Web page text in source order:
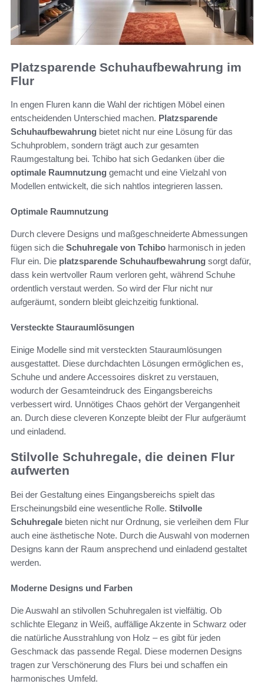
Platzsparende Schuhaufbewahrung im
Flur
In engen Fluren kann die Wahl der richtigen Möbel einen
entscheidenden Unterschied machen. Platzsparende
Schuhaufbewahrung bietet nicht nur eine Lösung für das
Schuhproblem, sondern trägt auch zur gesamten
Raumgestaltung bei. Tchibo hat sich Gedanken über die
optimale Raumnutzung gemacht und eine Vielzahl von
Modellen entwickelt, die sich nahtlos integrieren lassen.
Optimale Raumnutzung
Durch clevere Designs und maßgeschneiderte Abmessungen
fügen sich die Schuhregale von Tchibo harmonisch in jeden
Flur ein. Die platzsparende Schuhaufbewahrung sorgt dafür,
dass kein wertvoller Raum verloren geht, während Schuhe
ordentlich verstaut werden. So wird der Flur nicht nur
aufgeräumt, sondern bleibt gleichzeitig funktional.
Versteckte Stauraumlösungen
Einige Modelle sind mit versteckten Stauraumlösungen
ausgestattet. Diese durchdachten Lösungen ermöglichen es,
Schuhe und andere Accessoires diskret zu verstauen,
wodurch der Gesamteindruck des Eingangsbereichs
verbessert wird. Unnötiges Chaos gehört der Vergangenheit
an. Durch diese cleveren Konzepte bleibt der Flur aufgeräumt
und einladend.
Stilvolle Schuhregale, die deinen Flur
aufwerten
Bei der Gestaltung eines Eingangsbereichs spielt das
Erscheinungsbild eine wesentliche Rolle. Stilvolle
Schuhregale bieten nicht nur Ordnung, sie verleihen dem Flur
auch eine ästhetische Note. Durch die Auswahl von modernen
Designs kann der Raum ansprechend und einladend gestaltet
werden.
Moderne Designs und Farben
Die Auswahl an stilvollen Schuhregalen ist vielfältig. Ob
schlichte Eleganz in Weiß, auffällige Akzente in Schwarz oder
die natürliche Ausstrahlung von Holz – es gibt für jeden
Geschmack das passende Regal. Diese modernen Designs
tragen zur Verschönerung des Flurs bei und schaffen ein
harmonisches Umfeld.